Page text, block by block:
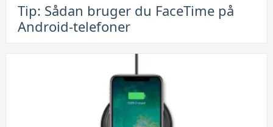
Tip:
Sådan
Tip: Sådan bruger du FaceTime på
Android-telefoner